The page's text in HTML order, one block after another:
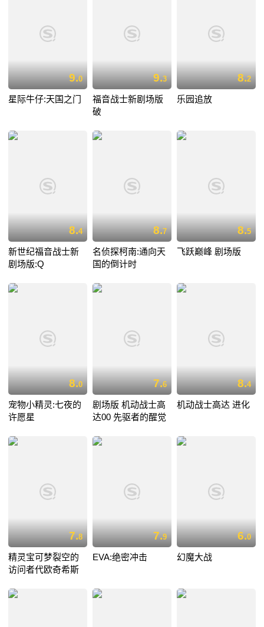
9.0
星际牛仔:天国之门
9.3
福音战士新剧场版
破
8.2
乐园追放
8.4
新世纪福音战士新
剧场版:Q
8.7
名侦探柯南:通向天
国的倒计时
8.5
飞跃巅峰 剧场版
8.0
宠物小精灵:七夜的
许愿星
7.6
剧场版 机动战士高
达00 先驱者的醒觉
8.4
机动战士高达 进化
7.8
精灵宝可梦裂空的
访问者代欧奇希斯
7.9
EVA:绝密冲击
6.0
幻魔大战